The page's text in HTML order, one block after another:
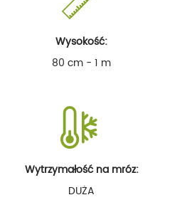
Wysokość:
80 cm - 1 m
Wytrzymałość na mróz:
DUŻA